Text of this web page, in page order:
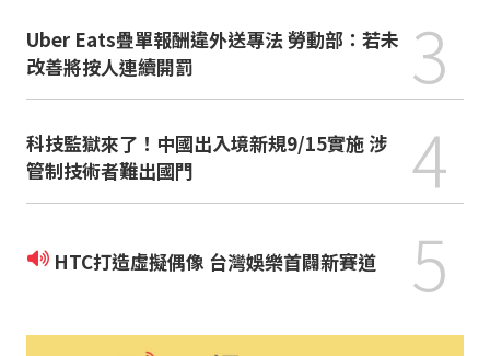
Uber Eats疊單報酬違外送專法 勞動部：若未
改善將按人連續開罰
3
科技監獄來了！中國出入境新規9/15實施 涉
管制技術者難出國門
4
HTC打造虛擬偶像 台灣娛樂首闢新賽道 5